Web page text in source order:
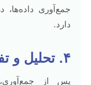
جمع‌آوری داده‌ها،
دارد.
۴. تحلیل و تفسیر داده‌ها
پس از جمع‌آوری،